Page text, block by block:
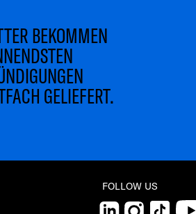
BEKOMMEN
GELIEFERT.
FOLLOW US
LinkedInInstagram
TikTok